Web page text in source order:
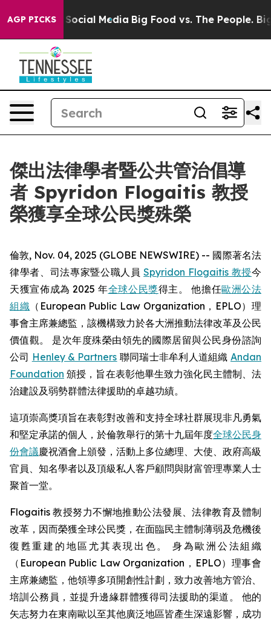
AGP PICKS
on Social Media Big Food vs. The People. Big
傑出法律學者暨公共管治倡導
者 Spyridon Flogaitis 教授
榮獲享全球公民獎殊榮
倫敦, Nov. 04, 2025 (GLOBE NEWSWIRE) -- 國際著名法
律學者、司法專家暨公職人員Spyridon Flogaitis 教授今
天獲宣佈成為 2025 年全球公民獎得主。 他擔任歐洲公法
組織 （European Public Law Organization，EPLO）理
事會主席兼總監，該機構致力於各大洲推動法律改革及公民
價值觀。 是次年度殊榮由領先的國際居留與公民身份諮詢
公司 Henley & Partners 聯同瑞士非牟利人道組織Andan
Foundation 頒授，旨在表彰他畢生致力強化民主體制、法
治建設及弱勢群體法律援助的卓越功績。
這項崇高獎項旨在表彰對改善和支持全球社群展現非凡勇氣
和堅定承諾的個人，於倫敦舉行的第十九屆年度全球公民身
份會議慶祝酒會上頒發，活動上多位總理、大使、政府高級
官員、知名學者以及頂級私人客戶顧問與財富管理專業人士
聚首一堂。
Flogaitis 教授努力不懈地推動公法發展、法律教育及體制
改革，因而榮獲全球公民獎，在面臨民主體制薄弱及危機後
復甦重建的地區尤其表現出色。 身為歐洲公法組織
（European Public Law Organization，EPLO）理事會
主席兼總監，他領導多項開創性計劃，致力改善地方管治、
培訓公務員，並提升邊緣群體獲得司法援助的渠道。 他的
矢志努力在東南歐以至其他廣泛地區皆產生深遠影響，成功